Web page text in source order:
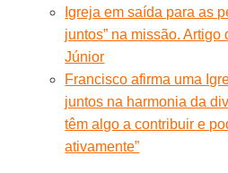
Igreja em saída para as
juntos” na missão.
Júnior
Francisco afirma uma
juntos na harmonia da
têm algo a contribuir e
ativamente”